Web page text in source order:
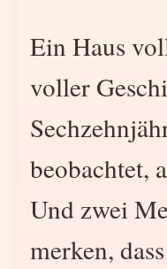
Ein Haus
voller
beobachtet,
Und zwei
merken,